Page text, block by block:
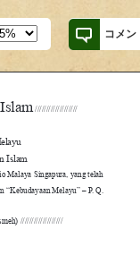
コメン